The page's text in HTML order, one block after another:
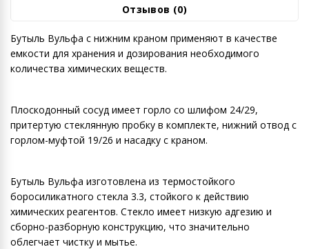
Отзывов (0)
Бутыль Вульфа с нижним краном применяют в качестве
емкости для хранения и дозирования необходимого
количества химических веществ.
Плоскодонный сосуд имеет горло со шлифом 24/29,
притертую стеклянную пробку в комплекте, нижний отвод с
горлом-муфтой 19/26 и насадку с краном.
Бутыль Вульфа изготовлена из термостойкого
боросиликатного стекла 3.3, стойкого к действию
химических реагентов. Стекло имеет низкую адгезию и
сборно-разборную конструкцию, что значительно
облегчает чистку и мытье.